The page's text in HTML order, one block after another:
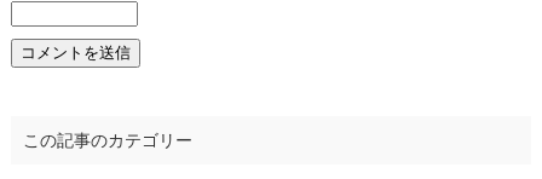
この記事のカテゴリー